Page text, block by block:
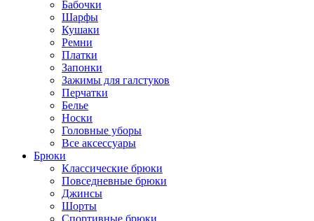
Бабочки
Шарфы
Кушаки
Ремни
Платки
Запонки
Зажимы для галстуков
Перчатки
Белье
Носки
Головные уборы
Все аксессуары
Брюки
Классические брюки
Повседневные брюки
Джинсы
Шорты
Спортивные брюки